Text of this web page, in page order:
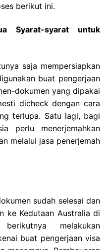
berikut ini.
Syarat-syarat untuk
saja mempersiapkan
buat pengerjaan
dokumen yang dipakai
dicheck dengan cara
terlupa. Satu lagi, bagi
perlu menerjemahkan
melalui jasa penerjemah
sudah selesai dan
ke Kedutaan Australia di
melakukan
buat pengerjaan visa